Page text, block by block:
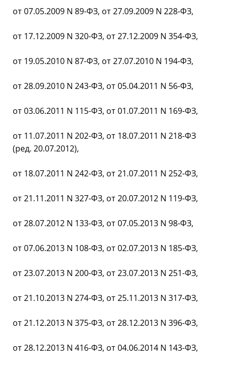
от 07.05.2009 N 89-ФЗ, от 27.09.2009 N 228-ФЗ,
от 17.12.2009 N 320-ФЗ, от 27.12.2009 N 354-ФЗ,
от 19.05.2010 N 87-ФЗ, от 27.07.2010 N 194-ФЗ,
от 28.09.2010 N 243-ФЗ, от 05.04.2011 N 56-ФЗ,
от 03.06.2011 N 115-ФЗ, от 01.07.2011 N 169-ФЗ,
от 11.07.2011 N 202-ФЗ, от 18.07.2011 N 218-ФЗ
(ред. 20.07.2012),
от 18.07.2011 N 242-ФЗ, от 21.07.2011 N 252-ФЗ,
от 21.11.2011 N 327-ФЗ, от 20.07.2012 N 119-ФЗ,
от 28.07.2012 N 133-ФЗ, от 07.05.2013 N 98-ФЗ,
от 07.06.2013 N 108-ФЗ, от 02.07.2013 N 185-ФЗ,
от 23.07.2013 N 200-ФЗ, от 23.07.2013 N 251-ФЗ,
от 21.10.2013 N 274-ФЗ, от 25.11.2013 N 317-ФЗ,
от 21.12.2013 N 375-ФЗ, от 28.12.2013 N 396-ФЗ,
от 28.12.2013 N 416-ФЗ, от 04.06.2014 N 143-ФЗ,